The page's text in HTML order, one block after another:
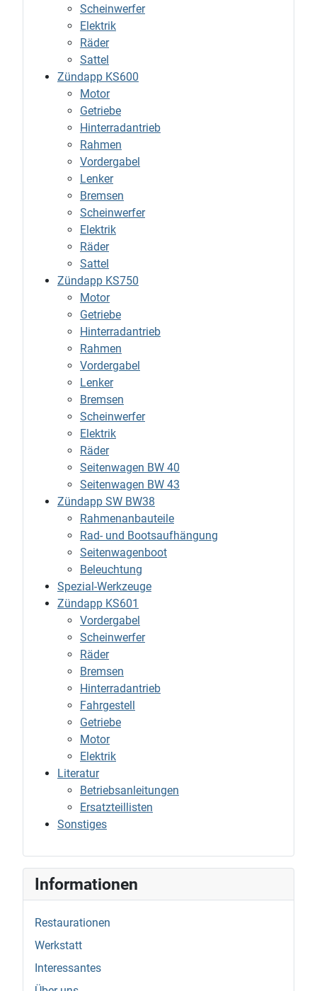
Scheinwerfer
Elektrik
Räder
Sattel
Zündapp KS600
Motor
Getriebe
Hinterradantrieb
Rahmen
Vordergabel
Lenker
Bremsen
Scheinwerfer
Elektrik
Räder
Sattel
Zündapp KS750
Motor
Getriebe
Hinterradantrieb
Rahmen
Vordergabel
Lenker
Bremsen
Scheinwerfer
Elektrik
Räder
Seitenwagen BW 40
Seitenwagen BW 43
Zündapp SW BW38
Rahmenanbauteile
Rad- und Bootsaufhängung
Seitenwagenboot
Beleuchtung
Spezial-Werkzeuge
Zündapp KS601
Vordergabel
Scheinwerfer
Räder
Bremsen
Hinterradantrieb
Fahrgestell
Getriebe
Motor
Elektrik
Literatur
Betriebsanleitungen
Ersatzteillisten
Sonstiges
Informationen
Restaurationen
Werkstatt
Interessantes